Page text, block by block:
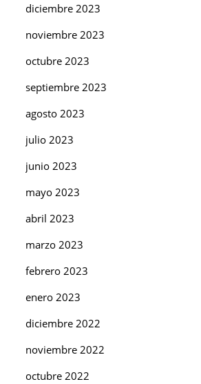
diciembre 2023
noviembre 2023
octubre 2023
septiembre 2023
agosto 2023
julio 2023
junio 2023
mayo 2023
abril 2023
marzo 2023
febrero 2023
enero 2023
diciembre 2022
noviembre 2022
octubre 2022